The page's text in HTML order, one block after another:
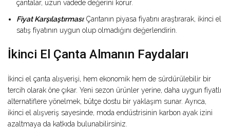
çantalar, uzun vadede değerini korur.
Fiyat Karşılaştırması:Çantanın piyasa fiyatını araştırarak, ikinci el
satış fiyatının uygun olup olmadığını değerlendirin.
İkinci El Çanta Almanın Faydaları
İkinci el çanta alışverişi, hem ekonomik hem de sürdürülebilir bir
tercih olarak öne çıkar. Yeni sezon ürünler yerine, daha uygun fiyatlı
alternatiflere yönelmek, bütçe dostu bir yaklaşım sunar. Ayrıca,
ikinci el alışveriş sayesinde, moda endüstrisinin karbon ayak izini
azaltmaya da katkıda bulunabilirsiniz.